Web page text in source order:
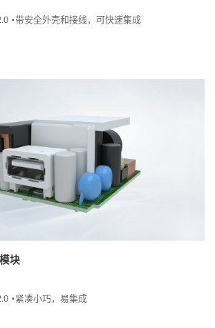
•带安全外壳和接线，可快速集成
块
•紧凑小巧，易集成